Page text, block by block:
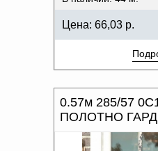
Цена: 66,03 р.
0.57м 285/57
ПОЛОТНО